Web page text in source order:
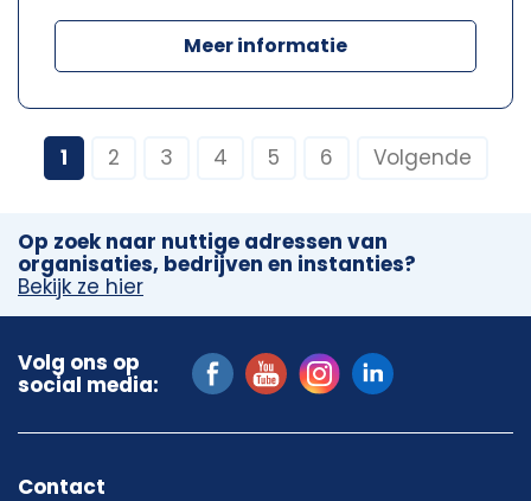
Meer informatie
1 2 3 4 5 6 Volgende
Op zoek naar nuttige adressen van
organisaties, bedrijven en instanties?
Bekijk ze hier
Volg ons op
social media:
Contact